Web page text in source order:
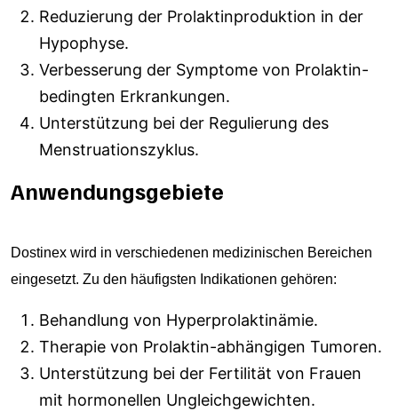
Reduzierung der Prolaktinproduktion in der
Hypophyse.
Verbesserung der Symptome von Prolaktin-
bedingten Erkrankungen.
Unterstützung bei der Regulierung des
Menstruationszyklus.
Anwendungsgebiete
Dostinex wird in verschiedenen medizinischen Bereichen
eingesetzt. Zu den häufigsten Indikationen gehören:
Behandlung von Hyperprolaktinämie.
Therapie von Prolaktin-abhängigen Tumoren.
Unterstützung bei der Fertilität von Frauen
mit hormonellen Ungleichgewichten.